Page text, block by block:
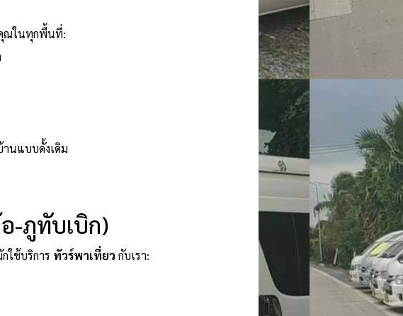
ณในทุกพื้นที่:
นแบบดั้งเดิม
-ภูทับเบิก)
ใช้บริการ ทัวร์พาเที่ยว กับเรา: